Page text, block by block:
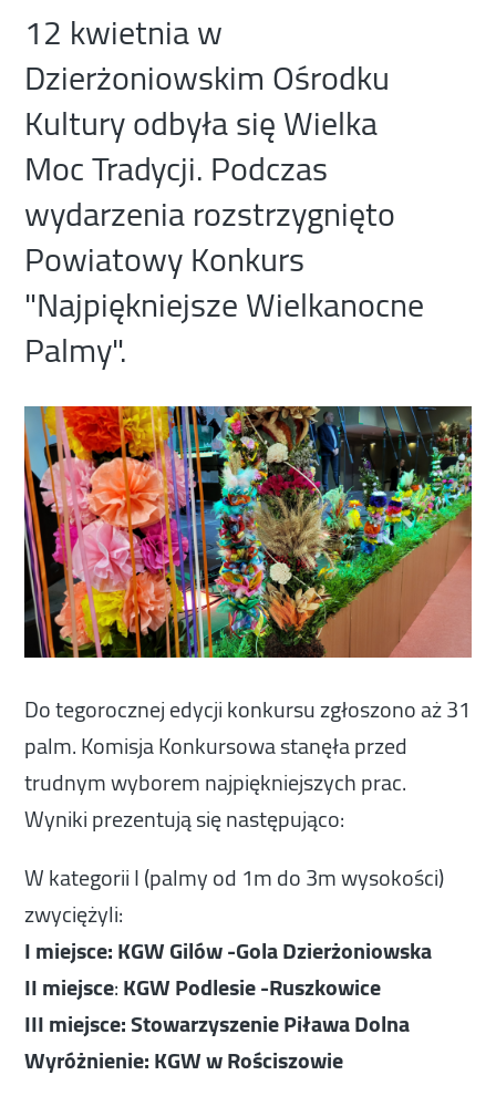
12 kwietnia w
Dzierżoniowskim Ośrodku
Kultury odbyła się Wielka
Moc Tradycji. Podczas
wydarzenia rozstrzygnięto
Powiatowy Konkurs
"Najpiękniejsze Wielkanocne
Palmy".
Do tegorocznej edycji konkursu zgłoszono aż 31
palm. Komisja Konkursowa stanęła przed
trudnym wyborem najpiękniejszych prac.
Wyniki prezentują się następująco:
W kategorii I (palmy od 1m do 3m wysokości)
zwyciężyli:
I miejsce: KGW Gilów -Gola Dzierżoniowska
II miejsce:KGW Podlesie -Ruszkowice
III miejsce:Stowarzyszenie Piława Dolna
Wyróżnienie:KGW w Rościszowie